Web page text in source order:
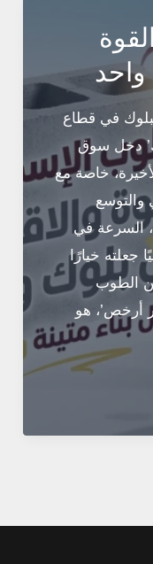
واحد
في قطاع
دخل سوق
خاصة مع
والتوسع
السرعة في
جعلته خيارًا
الطوب
أرخص’، هو